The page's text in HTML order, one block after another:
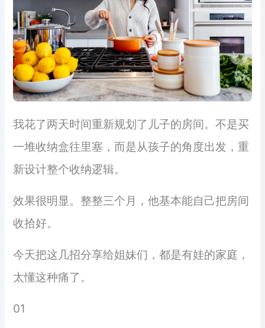
我花了两天时间重新规划了儿子的房间。不是买
一堆收纳盒往里塞，而是从孩子的角度出发，重
新设计整个收纳逻辑。
效果很明显。整整三个月，他基本能自己把房间
收拾好。
今天把这几招分享给姐妹们，都是有娃的家庭，
太懂这种痛了。
01